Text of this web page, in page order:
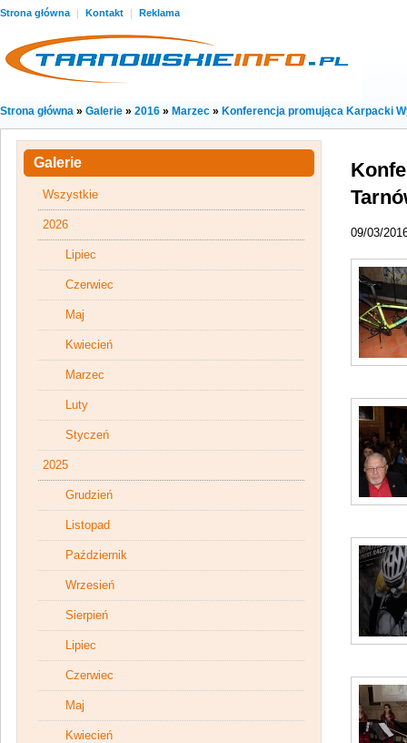
Strona główna | Kontakt | Reklama
Strona główna » Galerie » 2016 » Marzec » Konferencja promująca Karpacki
09/03/
Galerie
Wszystkie
2026
Lipiec
Czerwiec
Maj
Kwiecień
Marzec
Luty
Styczeń
2025
Grudzień
Listopad
Październik
Wrzesień
Sierpień
Lipiec
Czerwiec
Maj
Kwiecień